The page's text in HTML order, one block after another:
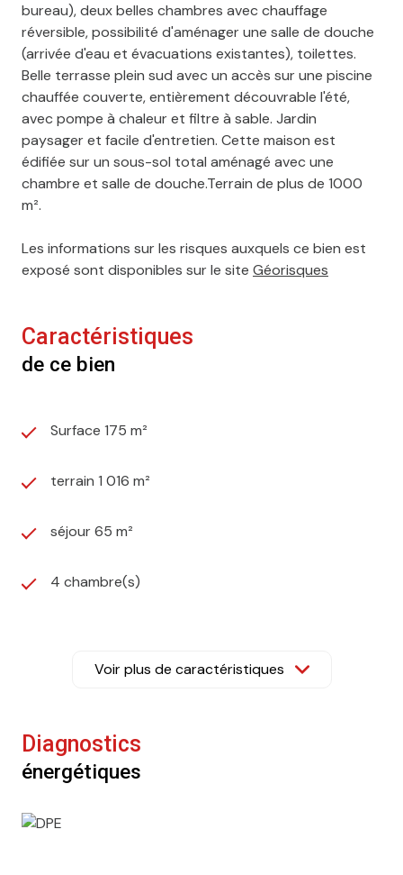
bureau), deux belles chambres avec chauffage
réversible, possibilité d'aménager une salle de douche
(arrivée d'eau et évacuations existantes), toilettes.
Belle terrasse plein sud avec un accès sur une piscine
chauffée couverte, entièrement découvrable l'été,
avec pompe à chaleur et filtre à sable. Jardin
paysager et facile d'entretien. Cette maison est
édifiée sur un sous-sol total aménagé avec une
chambre et salle de douche.Terrain de plus de 1000
m².
Les informations sur les risques auxquels ce bien est
exposé sont disponibles sur le site Géorisques
Caractéristiques
de ce bien
Surface 175 m²
terrain 1 016 m²
séjour 65 m²
4 chambre(s)
1 salle(s) d'eau
construit en 1977
cuisine séparée (équipée)
Chauffage individuel : radiateur (electrique)
Voir plus de caractéristiques
Diagnostics
énergétiques